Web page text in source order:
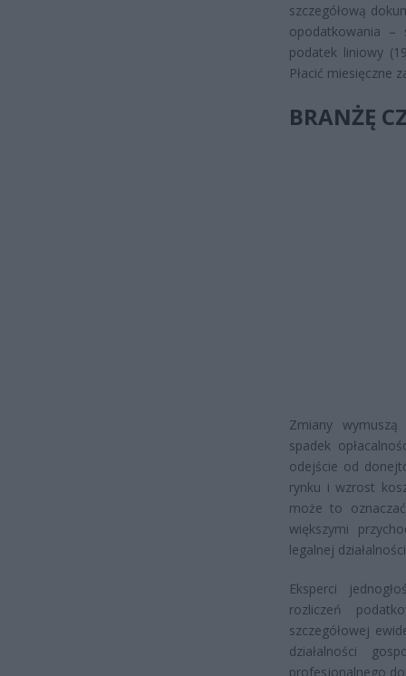
szczegółową
opodatkowania –
podatek liniowy
Płacić miesięczne
BRANŻĘ
Zmiany wymuszą
spadek
odejście od
rynku i wzrost
może to
większymi
legalnej
Eksperci
rozliczeń
szczegółowej
działalności
profesjonalnego